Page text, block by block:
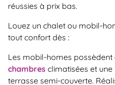
réussies à prix bas.
Louez un chalet ou mobil-
tout confort dès :
Les mobil-homes possèdent
chambres climatisées et une
terrasse semi-couverte.